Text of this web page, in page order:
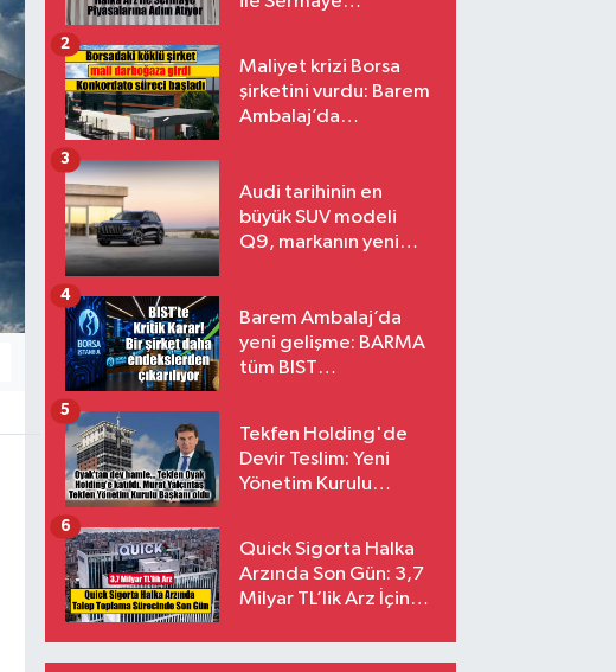
Maliyet krizi Borsa
şirketini vurdu: Barem
Ambalaj’da
2
Audi tarihinin en
büyük SUV modeli
Q9, markanın yeni
3
Barem Ambalaj’da
yeni gelişme: BARMA
tüm BIST
4
Tekfen Holding'de
Devir Teslim: Yeni
Yönetim Kurulu
5
Quick Sigorta Halka
Arzında Son Gün: 3,7
Milyar TL’lik Arz İçin
Eriyor
6